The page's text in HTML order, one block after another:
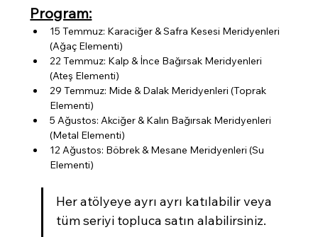
Program:
15 Temmuz: Karaciğer & Safra Kesesi Meridyenleri
(Ağaç Elementi)
22 Temmuz: Kalp & İnce Bağırsak Meridyenleri
(Ateş Elementi)
29 Temmuz: Mide & Dalak Meridyenleri (Toprak
Elementi)
5 Ağustos: Akciğer & Kalın Bağırsak Meridyenleri
(Metal Elementi)
12 Ağustos: Böbrek & Mesane Meridyenleri (Su
Elementi)
Her atölyeye ayrı ayrı katılabilir veya
tüm seriyi topluca satın alabilirsiniz.